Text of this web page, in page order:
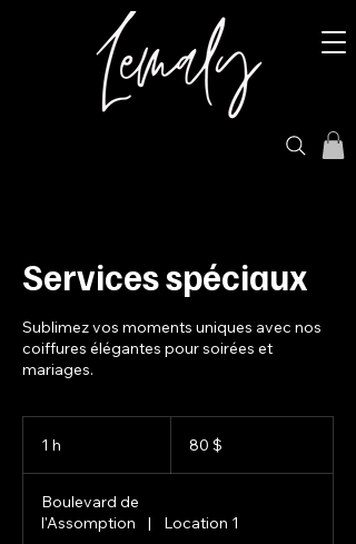
Services spéciaux
Sublimez vos moments uniques avec nos
coiffures élégantes pour soirées et
mariages.
1 h
canadiens
80 $
Boulevard de
l'Assomption
| Location 1